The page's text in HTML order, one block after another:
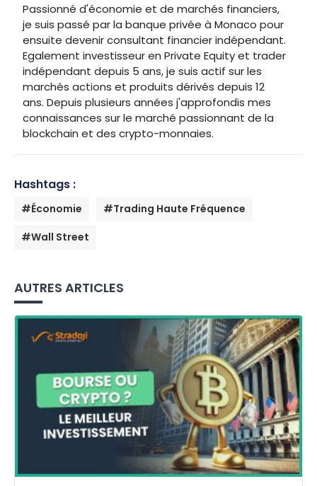
Passionné d'économie et de marchés financiers,
je suis passé par la banque privée à Monaco pour
ensuite devenir consultant financier indépendant.
Egalement investisseur en Private Equity et trader
indépendant depuis 5 ans, je suis actif sur les
marchés actions et produits dérivés depuis 12
ans. Depuis plusieurs années j'approfondis mes
connaissances sur le marché passionnant de la
blockchain et des crypto-monnaies.
Hashtags :
#Économie
#Trading Haute Fréquence
#Wall Street
AUTRES ARTICLES